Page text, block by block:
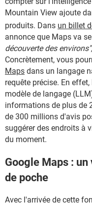
Mountain View ajoute
produits. Dans un billet
annonce que Maps va
découverte des environs",
Concrètement, vous
Maps dans un langage
requête précise. En
modèle de langage
informations de plus de
de 300 millions d'avis
suggérer des endroits à
du moment.
Google Maps :
de poche
Avec l'arrivée de cette